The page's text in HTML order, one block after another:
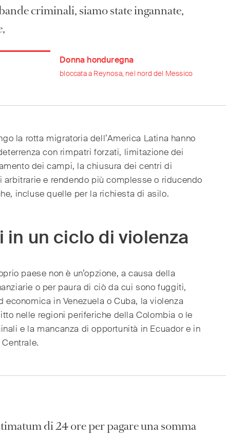
criminali, siamo state ingannate,
Donna honduregna
bloccata a Reynosa, nel nord del Messico
la rotta migratoria dell’America Latina hanno
con rimpatri forzati, limitazione dei
dei campi, la chiusura dei centri di
arbitrarie e rendendo più complesse o riducendo
incluse quelle per la richiesta di asilo.
in un ciclo di violenza
paese non è un’opzione, a causa della
o per paura di ciò da cui sono fuggiti,
in Venezuela o Cuba, la violenza
nelle regioni periferiche della Colombia o le
e la mancanza di opportunità in Ecuador e in
di 24 ore per pagare una somma